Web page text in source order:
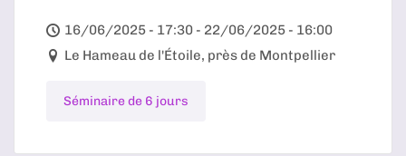
16/06/2025 - 17:30 - 22/06/2025 - 16:00
Le Hameau de l'Étoile, près de Montpellier
Séminaire de 6 jours